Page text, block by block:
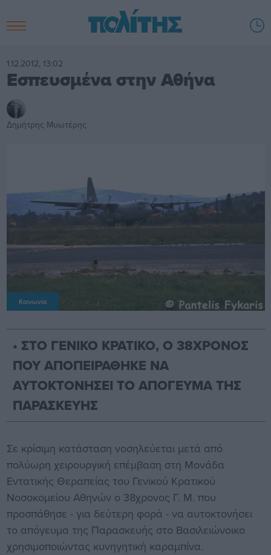
1.12.2012, 13:02
Εσπευσμένα στην Αθήνα
Δημήτρης Μυωτέρης
Κοινωνία
• ΣΤΟ ΓΕΝΙΚΟ ΚΡΑΤΙΚΟ, Ο 38ΧΡΟΝΟΣ
ΠΟΥ ΑΠΟΠΕΙΡΑΘΗΚΕ ΝΑ
ΑΥΤΟΚΤΟΝΗΣΕΙ ΤΟ ΑΠΟΓΕΥΜΑ ΤΗΣ
ΠΑΡΑΣΚΕΥΗΣ
Σε κρίσιμη κατάσταση νοσηλεύεται μετά από
πολύωρη χειρουργική επέμβαση στη Μονάδα
Εντατικής Θεραπείας του Γενικού Κρατικού
Νοσοκομείου Αθηνών ο 38χρονος Γ. Μ. που
προσπάθησε - για δεύτερη φορά - να αυτοκτονήσει
το απόγευμα της Παρασκευής στο Βασιλειώνοικο
χρησιμοποιώντας κυνηγητική καραμπίνα.